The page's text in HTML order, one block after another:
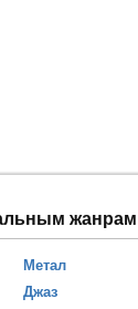
жанрам
Метал
Джаз